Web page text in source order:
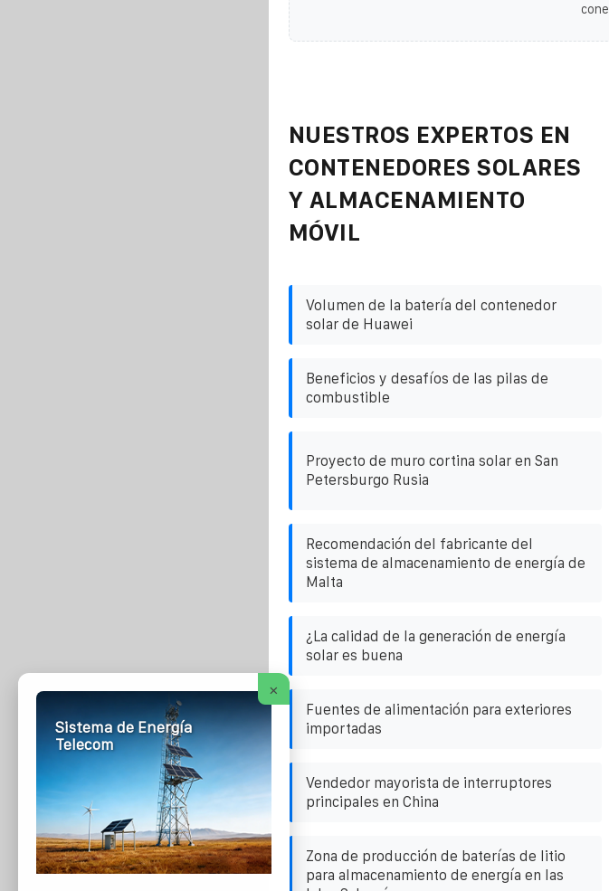
NUESTROS EXPERTOS EN
CONTENEDORES SOLARES
Y ALMACENAMIENTO
MÓVIL
Volumen de la batería del contenedor
solar de Huawei
Beneficios y desafíos de las pilas de
combustible
Proyecto de muro cortina solar en San
Petersburgo Rusia
Recomendación del fabricante del
sistema de almacenamiento de energía de
Malta
¿La calidad de la generación de energía
solar es buena
Fuentes de alimentación para exteriores
importadas
Vendedor mayorista de interruptores
principales en China
Zona de producción de baterías de litio
para almacenamiento de energía en las
×
Sistema de Energía
Telecom